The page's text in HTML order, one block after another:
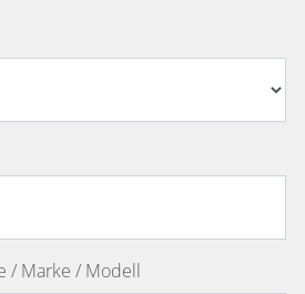
/ Marke / Modell